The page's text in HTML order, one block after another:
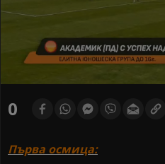
of0
Първа осмица: